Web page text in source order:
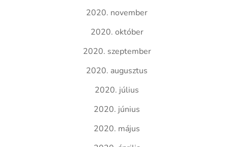
2020. november
2020. október
2020. szeptember
2020. augusztus
2020. július
2020. június
2020. május